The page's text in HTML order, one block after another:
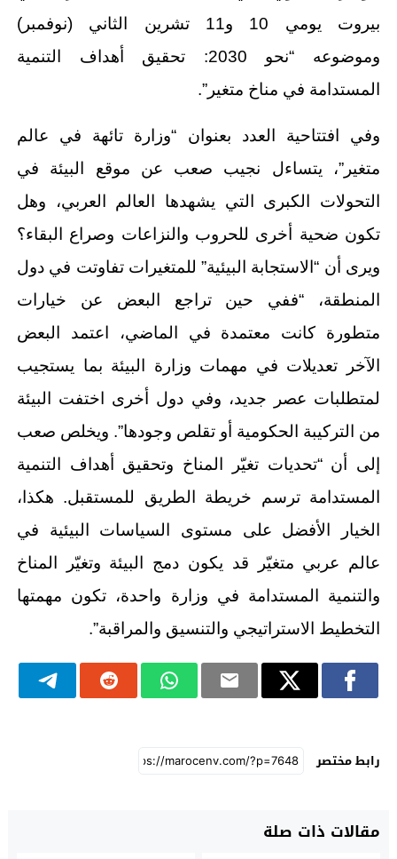
بيروت يومي 10 و11 تشرين الثاني (نوفمبر)
وموضوعه “نحو 2030: تحقيق أهداف التنمية
المستدامة في مناخ متغير”.
وفي افتتاحية العدد بعنوان “وزارة تائهة في عالم
متغير”، يتساءل نجيب صعب عن موقع البيئة في
التحولات الكبرى التي يشهدها العالم العربي، وهل
تكون ضحية أخرى للحروب والنزاعات وصراع البقاء؟
ويرى أن “الاستجابة البيئية” للمتغيرات تفاوتت في دول
المنطقة، “ففي حين تراجع البعض عن خيارات
متطورة كانت معتمدة في الماضي، اعتمد البعض
الآخر تعديلات في مهمات وزارة البيئة بما يستجيب
لمتطلبات عصر جديد، وفي دول أخرى اختفت البيئة
من التركيبة الحكومية أو تقلص وجودها”. ويخلص صعب
إلى أن “تحديات تغيّر المناخ وتحقيق أهداف التنمية
المستدامة ترسم خريطة الطريق للمستقبل. هكذا،
الخيار الأفضل على مستوى السياسات البيئية في
عالم عربي متغيّر قد يكون دمج البيئة وتغيّر المناخ
والتنمية المستدامة في وزارة واحدة، تكون مهمتها
التخطيط الاستراتيجي والتنسيق والمراقبة”.
رابط مختصر
مقالات ذات صلة